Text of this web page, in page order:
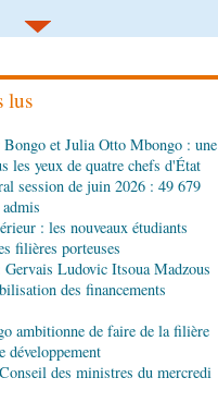
des jeunes
de l’hôtellerie
industriel : visite des
Industrie
et conformité : TÜV
dispositif national
lus
et Julia Otto Mbongo : une
les yeux de quatre chefs d'État
session de juin 2026 : 49 679
: les nouveaux étudiants
filières porteuses
Gervais Ludovic Itsoua Madzous
des financements
ambitionne de faire de la filière
développement
des ministres du mercredi